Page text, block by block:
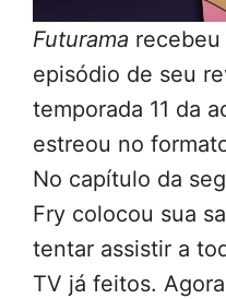
Futurama recebeu
episódio de seu
temporada 11 da
estreou no
No capítulo da
Fry colocou sua
tentar assistir a
TV já feitos.